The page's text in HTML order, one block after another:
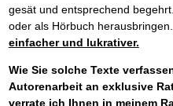
gesät und entsprechend
oder als Hörbuch herausbringen.
einfacher und lukrativer.
Wie Sie solche Texte
Autorenarbeit an exklusive
verrate ich Ihnen in meinem